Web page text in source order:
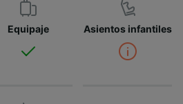
Equipaje Asientos infantiles